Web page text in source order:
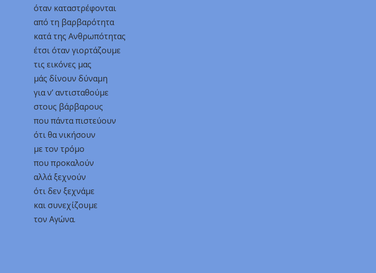
όταν καταστρέφονται
από τη βαρβαρότητα
κατά της Ανθρωπότητας
έτσι όταν γιορτάζουμε
τις εικόνες μας
μάς δίνουν δύναμη
για ν’ αντισταθούμε
στους βάρβαρους
που πάντα πιστεύουν
ότι θα νικήσουν
με τον τρόμο
που προκαλούν
αλλά ξεχνούν
ότι δεν ξεχνάμε
και συνεχίζουμε
τον Αγώνα.